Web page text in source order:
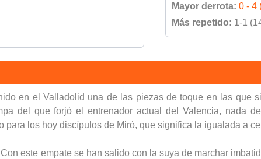
Mayor derrota: 0 - 4
Más repetido: 1-1
en el Valladolid una de las piezas de toque en las que
del que forjó el entrenador actual del Valencia, nada
los hoy discípulos de Miró, que significa la igualada a
este empate se han salido con la suya de marchar